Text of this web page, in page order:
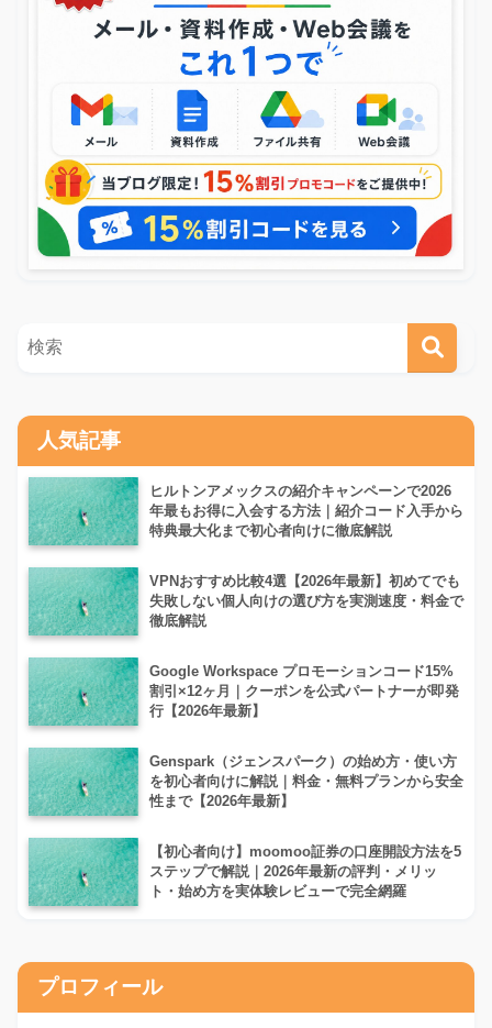
人気記事
ヒルトンアメックスの紹介キャンペーンで2026
年最もお得に入会する方法｜紹介コード入手から
特典最大化まで初心者向けに徹底解説
VPNおすすめ比較4選【2026年最新】初めてでも
失敗しない個人向けの選び方を実測速度・料金で
徹底解説
Google Workspace プロモーションコード15%
割引×12ヶ月｜クーポンを公式パートナーが即発
行【2026年最新】
Genspark（ジェンスパーク）の始め方・使い方
を初心者向けに解説｜料金・無料プランから安全
性まで【2026年最新】
【初心者向け】moomoo証券の口座開設方法を5
ステップで解説｜2026年最新の評判・メリッ
ト・始め方を実体験レビューで完全網羅
プロフィール